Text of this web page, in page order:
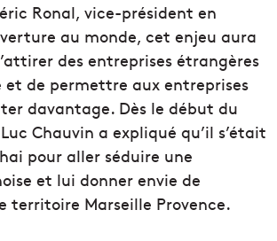
Ronal, vice-président en
au monde, cet enjeu aura
des entreprises étrangères
de permettre aux entreprises
davantage. Dès le début du
Chauvin a expliqué qu’il s’était
pour aller séduire une
et lui donner envie de
territoire Marseille Provence.